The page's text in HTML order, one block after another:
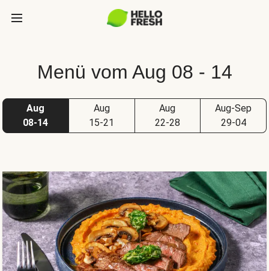
Menü vom Aug 08 - 14
Aug
08-14
Aug
15-21
Aug
22-28
Aug-Sep
29-04